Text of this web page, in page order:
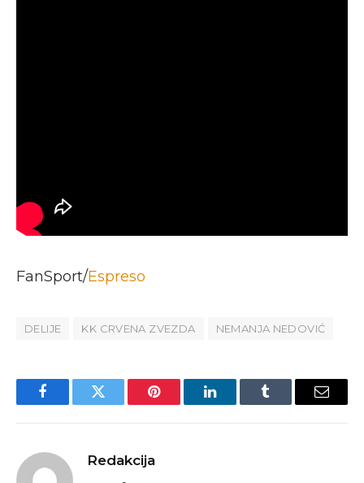
FanSport/Espreso
DELIJE KK CRVENA ZVEZDA NEMANJA NEDOVIĆ
FacebookTwitter Pinterest LinkedInTumblr Email
Redakcija